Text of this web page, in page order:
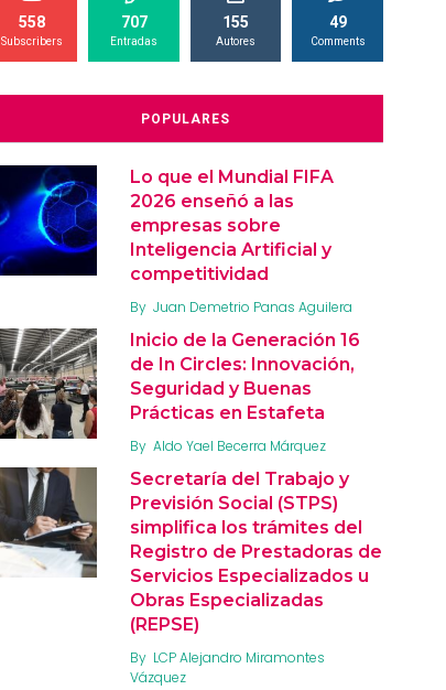
558
Subscribers
707
Entradas
155
Autores
49
Comments
POPULARES
Lo que el Mundial FIFA
2026 enseñó a las
empresas sobre
Inteligencia Artificial y
competitividad
By Juan Demetrio Panas Aguilera
Inicio de la Generación 16
de In Circles: Innovación,
Seguridad y Buenas
Prácticas en Estafeta
By Aldo Yael Becerra Márquez
Secretaría del Trabajo y
Previsión Social (STPS)
simplifica los trámites del
Registro de Prestadoras de
Servicios Especializados u
Obras Especializadas
(REPSE)
By LCP Alejandro Miramontes
Vázquez